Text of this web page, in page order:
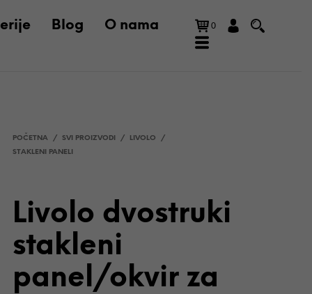
Blog O nama 0
POČETNA / SVI PROIZVODI / LIVOLO
/
STAKLENI PANELI
Livolo dvostruki
stakleni
panel/okvir za